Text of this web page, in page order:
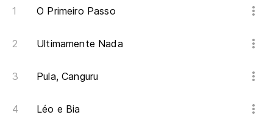
O Primeiro Passo
Ultimamente Nada
Pula, Canguru
Léo e Bia